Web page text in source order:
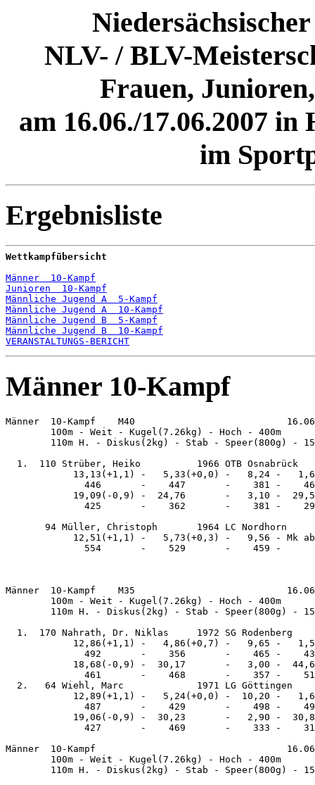
NLV- / BLV-
Frauen,
am 16.06./17.06.2007
im
Ergebnisliste
Wettkampfübersicht
Männer  10-Kampf
Junioren  10-Kampf
Männliche Jugend A  5-Kampf
Männliche Jugend A  10-Kampf
Männliche Jugend B  5-Kampf
Männliche Jugend B  10-Kampf
VERANSTALTUNGS-BERICHT
Männer 10-Kampf
Männer  10-Kampf    M40
100m - Weit - Kugel(7.26kg) - Hoch - 400m
110m H. - Diskus(2kg) - Stab - Speer(800g) -
1.  110 Strüber, Heiko          1966 OTB Osnabrück
13,13(+1,1) -   5,33(+0,0) -   8,24 -   1,60
446       -    447       -    381 -    464
19,09(-0,9) -  24,76       -   3,10 -  29,57
425       -    362       -    381 -    293
94 Müller, Christoph       1964 LC Nordhorn
12,51(+1,1) -   5,73(+0,3) -   9,56 - Mk
554       -    529       -    459 -
Männer  10-Kampf    M35
100m - Weit - Kugel(7.26kg) - Hoch - 400m
110m H. - Diskus(2kg) - Stab - Speer(800g) -
1.  170 Nahrath, Dr. Niklas     1972 SG Rodenberg
12,86(+1,1) -   4,86(+0,7) -   9,65 -   1,56
492       -    356       -    465 -    434
18,68(-0,9) -  30,17       -   3,00 -  44,68
461       -    468       -    357 -    510
2.   64 Wiehl, Marc             1971 LG Göttingen
12,89(+1,1) -   5,24(+0,0) -  10,20 -   1,64
487       -    429       -    498 -    496
19,06(-0,9) -  30,23       -   2,90 -  30,85
427       -    469       -    333 -    311
Männer  10-Kampf
100m - Weit - Kugel(7.26kg) - Hoch - 400m
110m H. - Diskus(2kg) - Stab - Speer(800g) -